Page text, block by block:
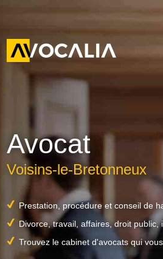
Avocat
Voisins-le-Bretonneux
Prestation, procédure et conseil de
Divorce, travail, affaires, droit public,
Trouvez le cabinet d'avocats qui